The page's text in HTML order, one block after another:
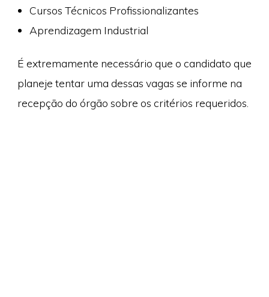
Cursos Técnicos Profissionalizantes
Aprendizagem Industrial
É extremamente necessário que o candidato que
planeje tentar uma dessas vagas se informe na
recepção do órgão sobre os critérios requeridos.